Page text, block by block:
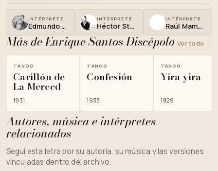
05 FANGAL (ALBUM VERSION)
INTÉRPRETE
Edmundo Rivero
INTÉRPRETE
Héctor Stamponi
INTÉRPRETE
Raúl Mamone
Más de Enrique Santos Discépolo Ver todo →
TANGO
Carillón de
La Merced
1931
TANGO
Confesión
1933
TANGO
Yira yira
1929
Autores, música e intérpretes
relacionados
Seguí esta letra por su autoría, su música y las versiones
vinculadas dentro del archivo.